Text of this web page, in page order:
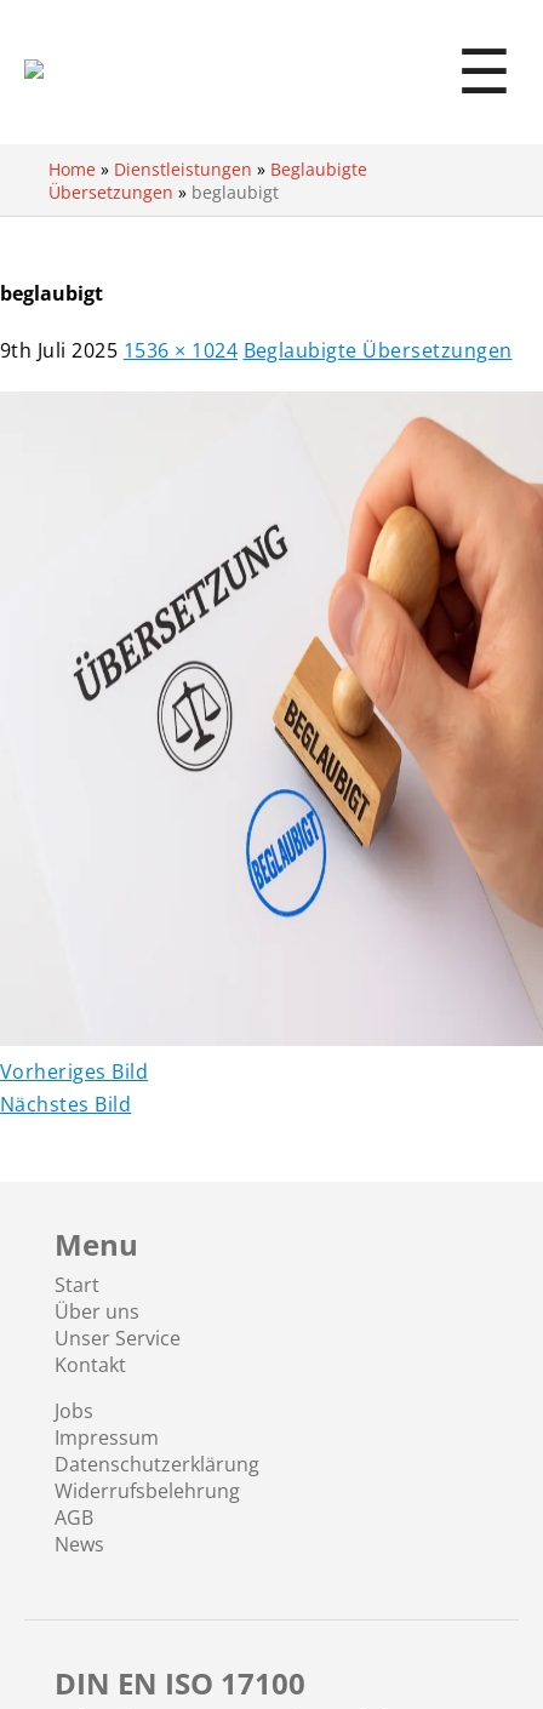
☰
Home » Dienstleistungen » Beglaubigte
Übersetzungen » beglaubigt
beglaubigt
9th Juli 2025 1536 × 1024 Beglaubigte Übersetzungen
Vorheriges Bild
Nächstes Bild
Menu
Start
Über uns
Unser Service
Kontakt
Jobs
Impressum
Datenschutzerklärung
Widerrufsbelehrung
AGB
News
DIN EN ISO 17100